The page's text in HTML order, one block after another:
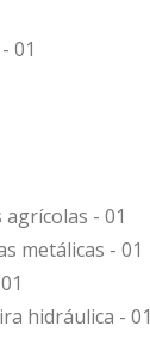
01
- 01
metálicas - 01
hidráulica - 01